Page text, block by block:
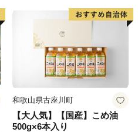
和歌山県古座川町
【大人気】【国産】こめ油
500g×6本入り